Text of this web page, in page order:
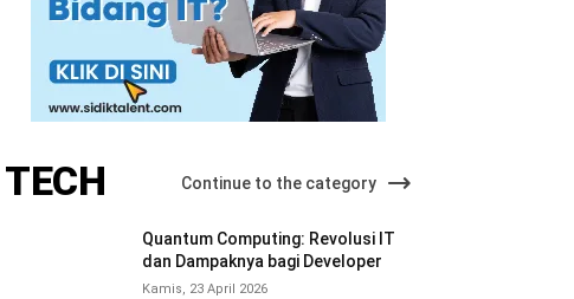
TECH Continue to the category
Quantum Computing: Revolusi IT
dan Dampaknya bagi Developer
Kamis, 23 April 2026